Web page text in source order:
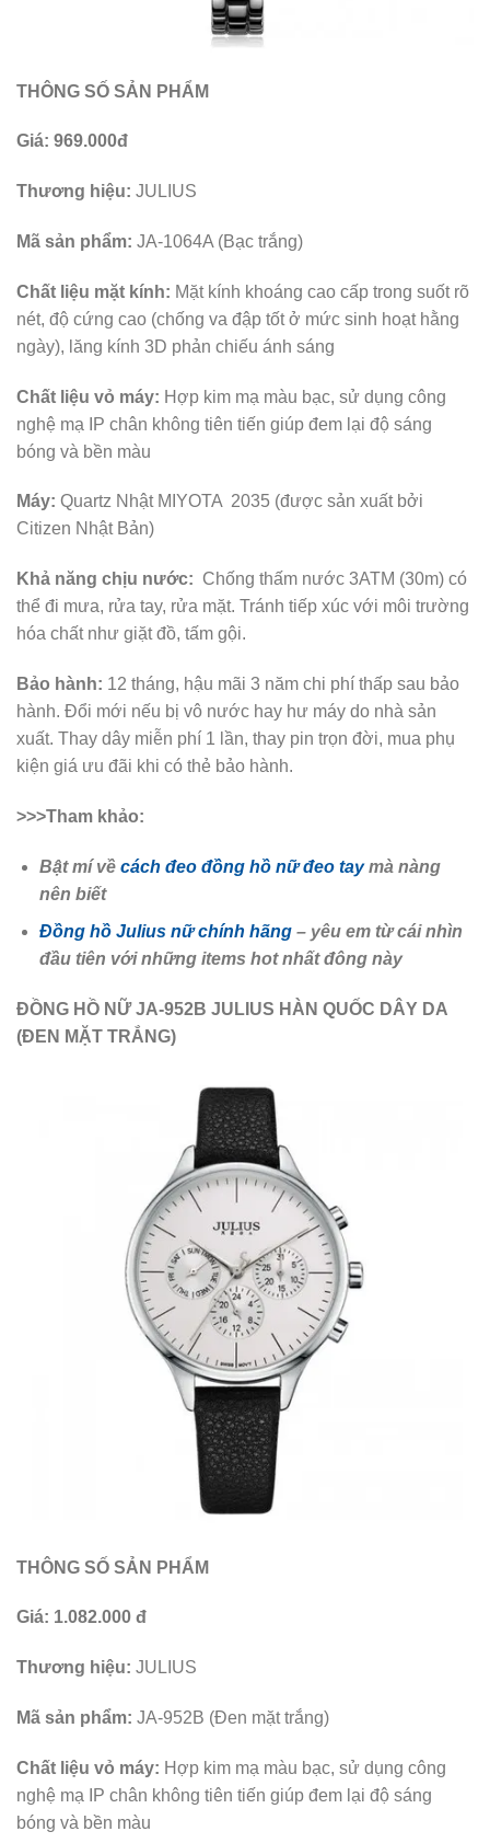
THÔNG SỐ SẢN PHẨM
Giá: 969.000đ
Thương hiệu: JULIUS
Mã sản phẩm: JA-1064A (Bạc trắng)
Chất liệu mặt kính: Mặt kính khoáng cao cấp trong suốt rõ
nét, độ cứng cao (chống va đập tốt ở mức sinh hoạt hằng
ngày), lăng kính 3D phản chiếu ánh sáng
Chất liệu vỏ máy: Hợp kim mạ màu bạc, sử dụng công
nghệ mạ IP chân không tiên tiến giúp đem lại độ sáng
bóng và bền màu
Máy: Quartz Nhật MIYOTA 2035 (được sản xuất bởi
Citizen Nhật Bản)
Khả năng chịu nước: Chống thấm nước 3ATM (30m) có
thể đi mưa, rửa tay, rửa mặt. Tránh tiếp xúc với môi trường
hóa chất như giặt đồ, tấm gội.
Bảo hành: 12 tháng, hậu mãi 3 năm chi phí thấp sau bảo
hành. Đổi mới nếu bị vô nước hay hư máy do nhà sản
xuất. Thay dây miễn phí 1 lần, thay pin trọn đời, mua phụ
kiện giá ưu đãi khi có thẻ bảo hành.
>>>Tham khảo:
Bật mí về cách đeo đồng hồ nữ đeo taymà nàng
nên biết
Đồng hồ Julius nữ chính hãng– yêu em từ cái nhìn
đầu tiên với những items hot nhất đông này
ĐỒNG HỒ NỮ JA-952B JULIUS HÀN QUỐC DÂY DA
(ĐEN MẶT TRẮNG)
THÔNG SỐ SẢN PHẨM
Giá: 1.082.000 đ
Thương hiệu: JULIUS
Mã sản phẩm: JA-952B (Đen mặt trắng)
Chất liệu vỏ máy: Hợp kim mạ màu bạc, sử dụng công
nghệ mạ IP chân không tiên tiến giúp đem lại độ sáng
bóng và bền màu